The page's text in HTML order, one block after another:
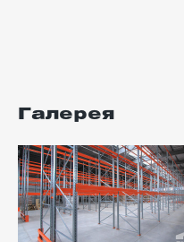
Галерея